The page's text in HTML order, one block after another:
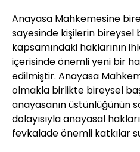
Anayasa Mahkemesine
sayesinde kişilerin bireysel
kapsamındaki haklarının
içerisinde önemli yeni bir
edilmiştir. Anayasa
olmakla birlikte bireysel
anayasanın üstünlüğünün
dolayısıyla anayasal
fevkalade önemli katkılar